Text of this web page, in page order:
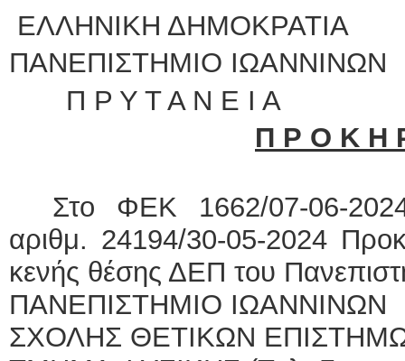
ΕΛΛΗΝΙΚΗ ΔΗΜΟΚΡΑΤΙΑ
ΠΑΝΕΠΙΣΤΗΜΙΟ
Π Ρ Υ Τ Α Ν Ε Ι Α
Π Ρ Ο Κ Η
Στο ΦΕΚ 1662/07-06-
αριθμ. 24194/30-05-2024
κενής θέσης ΔΕΠ του
ΠΑΝΕΠΙΣΤΗΜΙΟ ΙΩΑΝΝΙΝΩΝ
ΣΧΟΛΗΣ ΘΕΤΙΚΩΝ